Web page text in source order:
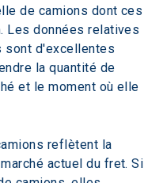
de camions dont ces
Les données relatives
sont d'excellentes
la quantité de
et le moment où elle
reflètent la
actuel du fret. Si